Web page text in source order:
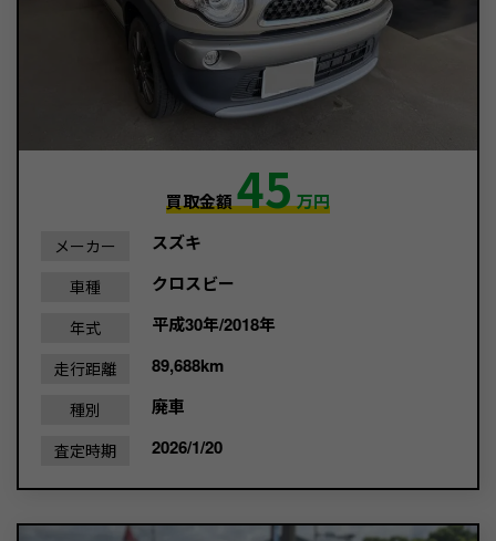
買取金額45万円
メーカー スズキ
車種 クロスビー
年式 平成30年/2018年
走行距離 89,688km
種別 廃車
査定時期 2026/1/20